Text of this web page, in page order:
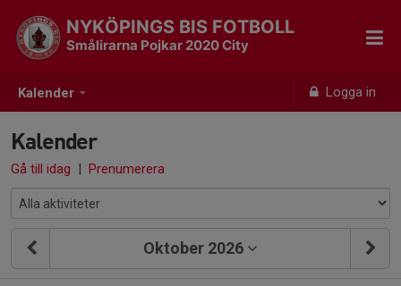
Kalender Logga in
NYKÖPINGS BIS FOTBOLL
Smålirarna Pojkar 2020 City
Kalender
Gå till idag | Prenumerera
Oktober 2026